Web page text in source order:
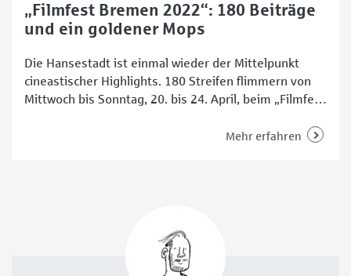
„Filmfest Bremen 2022“: 180 Beiträge
und ein goldener Mops
Die Hansestadt ist einmal wieder der Mittelpunkt
cineastischer Highlights. 180 Streifen flimmern von
Mittwoch bis Sonntag, 20. bis 24. April, beim „Filmfest
und Zuschauer können den Beiträgen undMehr erfahren